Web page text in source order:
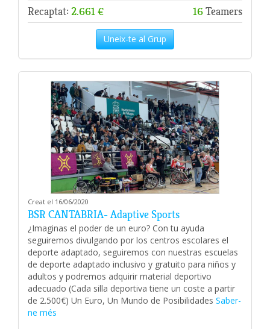
Recaptat: 2.661 € 16Teamers
Uneix-te al Grup
Creat el 16/06/2020
BSR CANTABRIA- Adaptive Sports
¿Imaginas el poder de un euro? Con tu ayuda
seguiremos divulgando por los centros escolares el
deporte adaptado, seguiremos con nuestras escuelas
de deporte adaptado inclusivo y gratuito para niños y
adultos y podremos adquirir material deportivo
adecuado (Cada silla deportiva tiene un coste a partir
de 2.500€) Un Euro, Un Mundo de Posibilidades Saber-
ne més